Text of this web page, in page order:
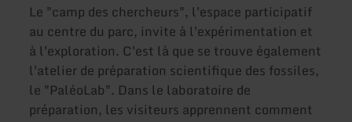
Le "camp des chercheurs", l'espace participatif
au centre du parc, invite à l'expérimentation et
à l'exploration. C'est là que se trouve également
l'atelier de préparation scientifique des fossiles,
le "PaléoLab". Dans le laboratoire de
préparation, les visiteurs apprennent comment